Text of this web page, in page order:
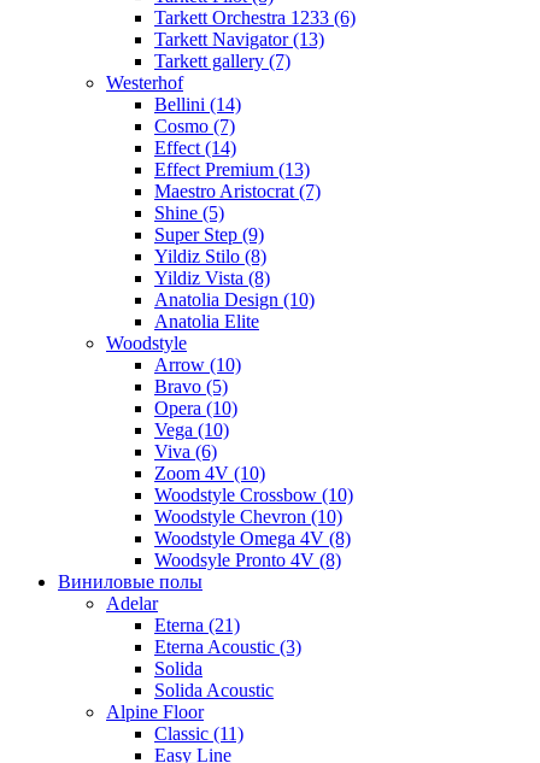
Tarkett Orchestra 1233 (6)
Tarkett Navigator (13)
Tarkett gallery (7)
Westerhof
Bellini (14)
Cosmo (7)
Effect (14)
Effect Premium (13)
Maestro Aristocrat (7)
Shine (5)
Super Step (9)
Yildiz Stilo (8)
Yildiz Vista (8)
Anatolia Design (10)
Anatolia Elite
Woodstyle
Arrow (10)
Bravo (5)
Opera (10)
Vega (10)
Viva (6)
Zoom 4V (10)
Woodstyle Crossbow (10)
Woodstyle Chevron (10)
Woodstyle Omega 4V (8)
Woodsyle Pronto 4V (8)
Виниловые полы
Adelar
Eterna (21)
Eterna Acoustic (3)
Solida
Solida Acoustic
Alpine Floor
Classic (11)
Easy Line